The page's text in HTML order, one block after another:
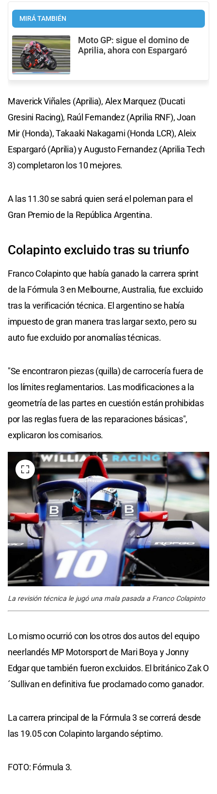
MIRÁ TAMBIÉN
Moto GP: sigue el domino de
Aprilia, ahora con Espargaró
Maverick Viñales (Aprilia), Alex Marquez (Ducati
Gresini Racing), Raúl Fernandez (Aprilia RNF), Joan
Mir (Honda), Takaaki Nakagami (Honda LCR), Aleix
Espargaró (Aprilia) y Augusto Fernandez (Aprilia Tech
3) completaron los 10 mejores.
A las 11.30 se sabrá quien será el poleman para el
Gran Premio de la República Argentina.
Colapinto excluido tras su triunfo
Franco Colapinto que había ganado la carrera sprint
de la Fórmula 3 en Melbourne, Australia, fue excluido
tras la verificación técnica. El argentino se había
impuesto de gran manera tras largar sexto, pero su
auto fue excluido por anomalías técnicas.
"Se encontraron piezas (quilla) de carrocería fuera de
los límites reglamentarios. Las modificaciones a la
geometría de las partes en cuestión están prohibidas
por las reglas fuera de las reparaciones básicas",
explicaron los comisarios.
La revisión técnica le jugó una mala pasada a Franco Colapinto
Lo mismo ocurrió con los otros dos autos del equipo
neerlandés MP Motorsport de Mari Boya y Jonny
Edgar que también fueron excluidos. El británico Zak O
´Sullivan en definitiva fue proclamado como ganador.
La carrera principal de la Fórmula 3 se correrá desde
las 19.05 con Colapinto largando séptimo.
FOTO: Fórmula 3.